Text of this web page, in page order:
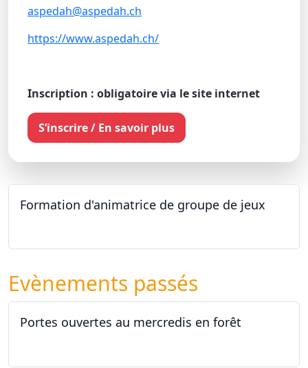
aspedah@aspedah.ch
https://www.aspedah.ch/
Inscription : obligatoire via le site internet
S’inscrire / En savoir plus
Formation d'animatrice de groupe de jeux
Evènements passés
Portes ouvertes au mercredis en forêt